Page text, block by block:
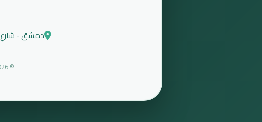
دمشق - شارع
© 2026 الهيئة السورية للاختصاصات الطبية - جميع الحقوق محفوظة